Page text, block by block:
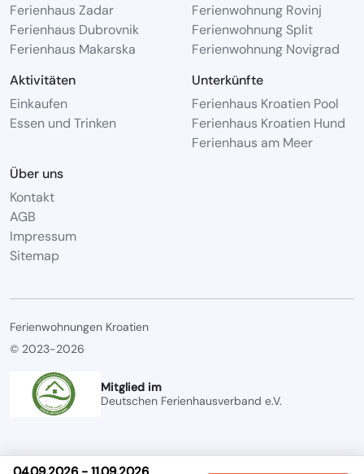
Ferienhaus Zadar
Ferienhaus Dubrovnik
Ferienhaus Makarska
Ferienwohnung Rovinj
Ferienwohnung Split
Ferienwohnung Novigrad
Aktivitäten
Einkaufen
Essen und Trinken
Unterkünfte
Ferienhaus Kroatien Pool
Ferienhaus Kroatien Hund
Ferienhaus am Meer
Über uns
Kontakt
AGB
Impressum
Sitemap
Ferienwohnungen Kroatien
© 2023-2026
Mitglied im
Deutschen Ferienhausverband e.V.